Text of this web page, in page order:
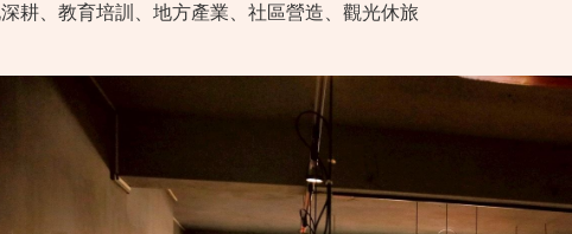
耕、教育培訓、地方產業、社區營造、觀光休旅